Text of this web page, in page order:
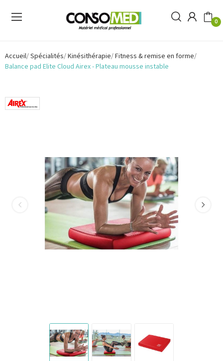
0
Accueil Spécialités Kinésithérapie Fitness & remise en forme
Balance pad Elite Cloud Airex - Plateau mousse instable